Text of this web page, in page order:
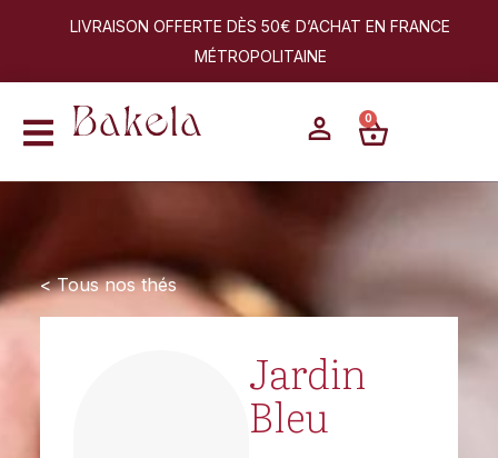
LIVRAISON OFFERTE DÈS 50€ D’ACHAT EN FRANCE
MÉTROPOLITAINE
0
< Tous nos thés
Jardin
Bleu